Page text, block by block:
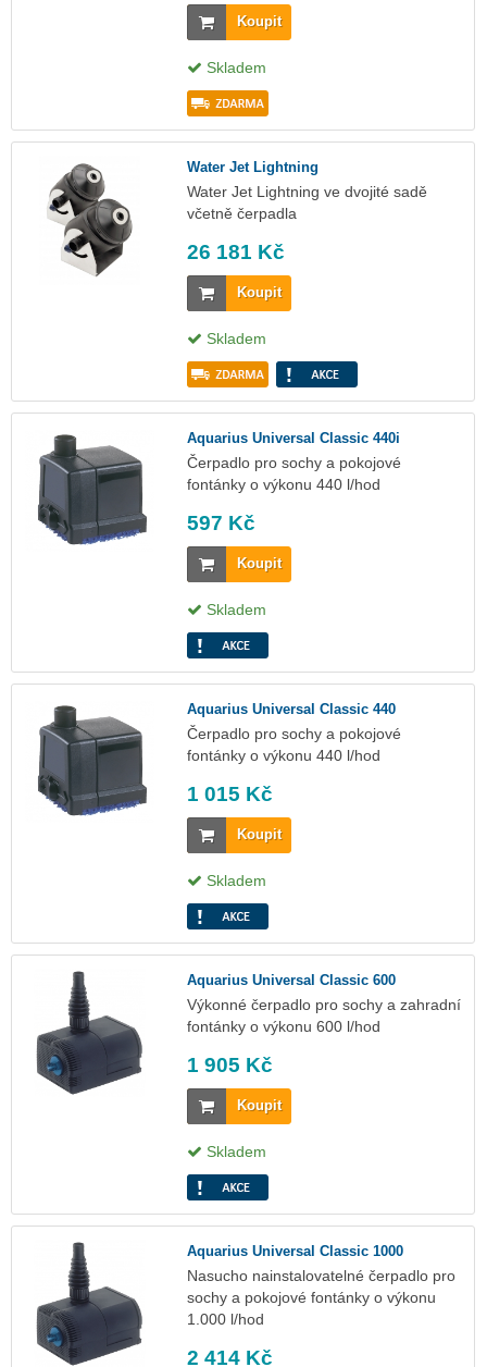
Koupit
Skladem
Water Jet Lightning
Water Jet Lightning ve dvojité sadě
včetně čerpadla
26 181 Kč
Koupit
Skladem
Aquarius Universal Classic 440i
Čerpadlo pro sochy a pokojové
fontánky o výkonu 440 l/hod
597 Kč
Koupit
Skladem
Aquarius Universal Classic 440
Čerpadlo pro sochy a pokojové
fontánky o výkonu 440 l/hod
1 015 Kč
Koupit
Skladem
Aquarius Universal Classic 600
Výkonné čerpadlo pro sochy a zahradní
fontánky o výkonu 600 l/hod
1 905 Kč
Koupit
Skladem
Aquarius Universal Classic 1000
Nasucho nainstalovatelné čerpadlo pro
sochy a pokojové fontánky o výkonu
1.000 l/hod
2 414 Kč